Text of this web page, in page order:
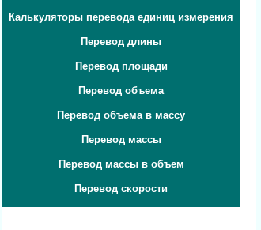
Калькуляторы перевода единиц измерения
Перевод длины
Перевод площади
Перевод объема
Перевод объема в массу
Перевод массы
Перевод массы в объем
Перевод скорости